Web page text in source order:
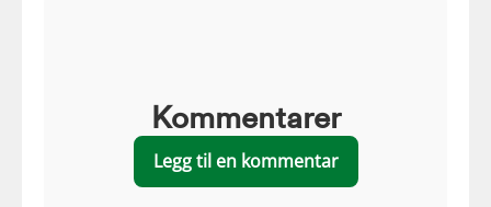
Kommentarer
Legg til en kommentar